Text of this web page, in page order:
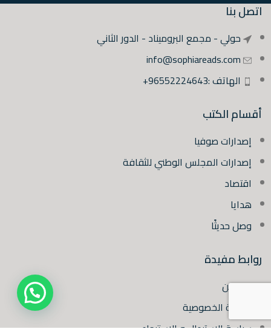
اتصل بنا
حولي - مجمع البروميناد - الدور الثاني
info@sophiareads.com
الهاتف :96552224643+
أقسام الكتب
إصدارات صوفيا
إصدارات المجلس الوطني للثقافة
اقتصاد
هدايا
وصل حديثًا
روابط مفيدة
من نحن
سياسة الخصوصية
سياسة الاستبدال و الاسترجاع